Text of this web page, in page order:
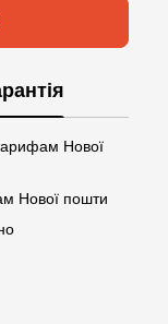
Нової
Нової пошти